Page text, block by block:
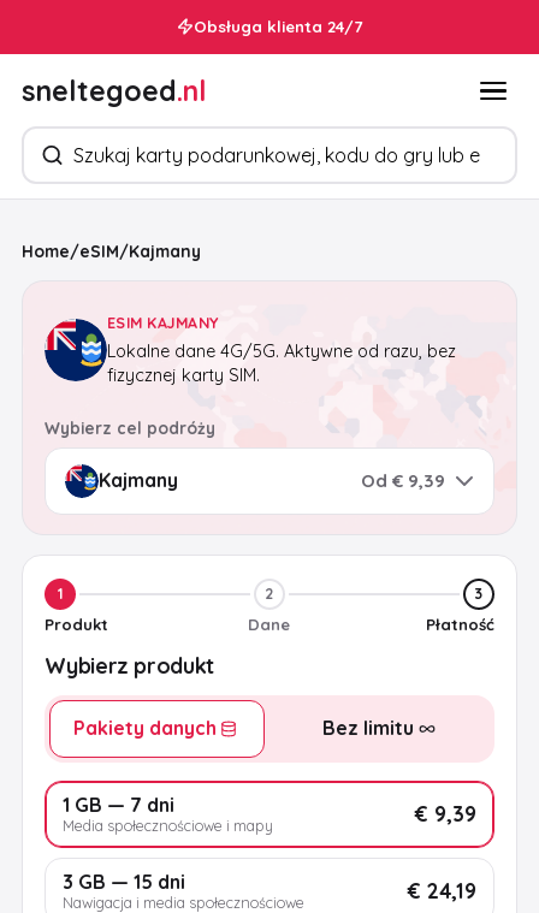
Obsługa klienta 24/7
sneltegoed.nl
Szukaj produktów
Home/eSIM/Kajmany
ESIM KAJMANY
Lokalne dane 4G/5G. Aktywne od razu, bez
fizycznej karty SIM.
Wybierz cel podróży
Od € 9,39
1
Produkt
2
Dane
3
Płatność
Wybierz produkt
Pakiety danych Bez limitu
1 GB — 7 dni
Media społecznościowe i mapy € 9,39
3 GB — 15 dni
Nawigacja i media społecznościowe € 24,19